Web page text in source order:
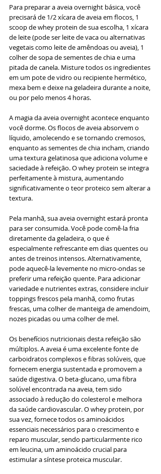
Para preparar a aveia overnight básica, você
precisará de 1/2 xícara de aveia em flocos, 1
scoop de whey protein de sua escolha, 1 xícara
de leite (pode ser leite de vaca ou alternativas
vegetais como leite de amêndoas ou aveia), 1
colher de sopa de sementes de chia e uma
pitada de canela. Misture todos os ingredientes
em um pote de vidro ou recipiente hermético,
mexa bem e deixe na geladeira durante a noite,
ou por pelo menos 4 horas.
A magia da aveia overnight acontece enquanto
você dorme. Os flocos de aveia absorvem o
líquido, amolecendo e se tornando cremosos,
enquanto as sementes de chia incham, criando
uma textura gelatinosa que adiciona volume e
saciedade à refeição. O whey protein se integra
perfeitamente à mistura, aumentando
significativamente o teor proteico sem alterar a
textura.
Pela manhã, sua aveia overnight estará pronta
para ser consumida. Você pode comê-la fria
diretamente da geladeira, o que é
especialmente refrescante em dias quentes ou
antes de treinos intensos. Alternativamente,
pode aquecê-la levemente no micro-ondas se
preferir uma refeição quente. Para adicionar
variedade e nutrientes extras, considere incluir
toppings frescos pela manhã, como frutas
frescas, uma colher de manteiga de amendoim,
nozes picadas ou uma colher de mel.
Os benefícios nutricionais desta refeição são
múltiplos. A aveia é uma excelente fonte de
carboidratos complexos e fibras solúveis, que
fornecem energia sustentada e promovem a
saúde digestiva. O beta-glucano, uma fibra
solúvel encontrada na aveia, tem sido
associado à redução do colesterol e melhora
da saúde cardiovascular. O whey protein, por
sua vez, fornece todos os aminoácidos
essenciais necessários para o crescimento e
reparo muscular, sendo particularmente rico
em leucina, um aminoácido crucial para
estimular a síntese proteica muscular.